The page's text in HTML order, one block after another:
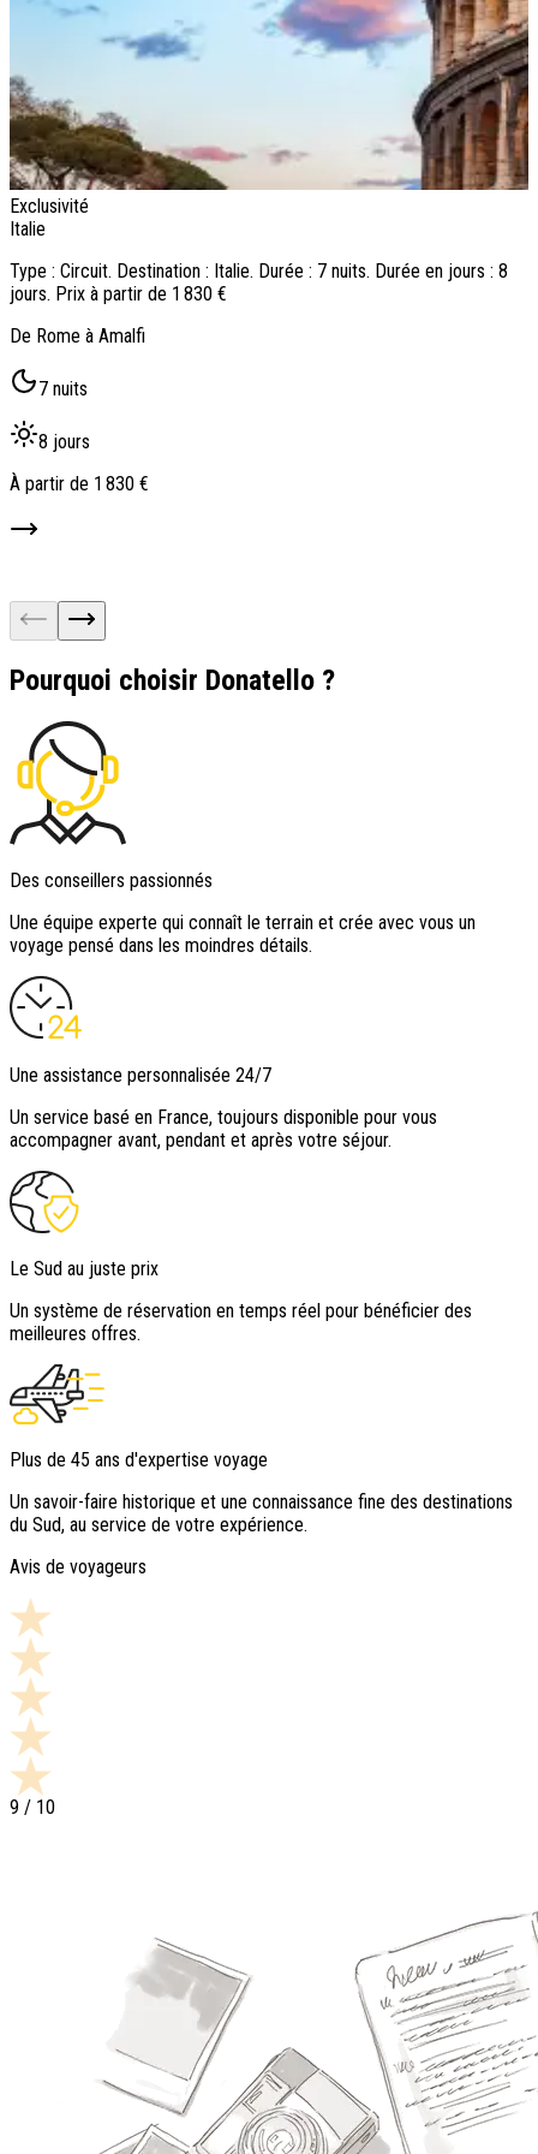
Exclusivité
Italie
Type : Circuit. Destination : Italie. Durée : 7 nuits. Durée en jours : 8
jours. Prix à partir de 1 830 €
De Rome à Amalfi
7 nuits
8 jours
À partir de 1 830 €
Pourquoi choisir Donatello ?
Des conseillers passionnés
Une équipe experte qui connaît le terrain et crée avec vous un
voyage pensé dans les moindres détails.
Une assistance personnalisée 24/7
Un service basé en France, toujours disponible pour vous
accompagner avant, pendant et après votre séjour.
Le Sud au juste prix
Un système de réservation en temps réel pour bénéficier des
meilleures offres.
Plus de 45 ans d'expertise voyage
Un savoir-faire historique et une connaissance fine des destinations
du Sud, au service de votre expérience.
Avis de voyageurs
9 / 10